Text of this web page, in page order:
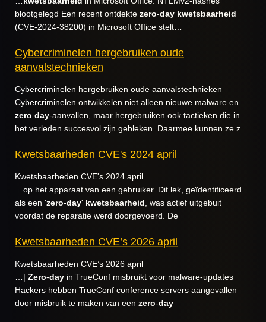
blootgelegd Een recent ontdekte zero-day kwetsbaarheid
(CVE-2024-38200) in Microsoft Office stelt…
Cybercriminelen hergebruiken oude
aanvalstechnieken
Cybercriminelen hergebruiken oude aanvalstechnieken
Cybercriminelen ontwikkelen niet alleen nieuwe malware en
zero day-aanvallen, maar hergebruiken ook tactieken die in
het verleden succesvol zijn gebleken. Daarmee kunnen ze z…
Kwetsbaarheden CVE's 2024 april
Kwetsbaarheden CVE's 2024 april
…op het apparaat van een gebruiker. Dit lek, geïdentificeerd
als een 'zero-day' kwetsbaarheid , was actief uitgebuit
voordat de reparatie werd doorgevoerd. De
Kwetsbaarheden CVE’s 2026 april
Kwetsbaarheden CVE’s 2026 april
…| Zero-day in TrueConf misbruikt voor malware-updates
Hackers hebben TrueConf conference servers aangevallen
door misbruik te maken van een zero-day